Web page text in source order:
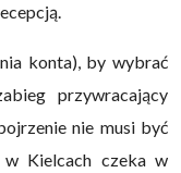
konta), by wybrać
przywracający
nie musi być
Kielcach czeka w